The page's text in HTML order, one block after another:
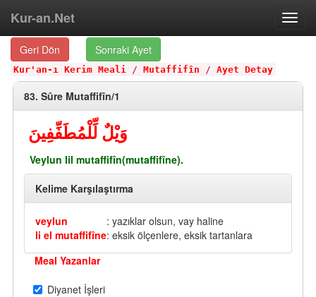
Kur-an.Net
Geri Dön Sonraki Ayet
Kur'an-ı Kerim Meali / Mutaffifîn / Ayet Detay
83. Sûre Mutaffifîn/1
وَيْلٌ لِّلْمُطَفِّفِينَ
Veylun lil mutaffifîn(mutaffifîne).
Kelime Karşılaştırma
veylun
: yazıklar olsun, vay haline
li el mutaffifîne: eksik ölçenlere, eksik tartanlara
Meal Yazanlar
Diyanet İşleri